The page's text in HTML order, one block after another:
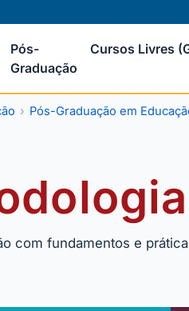
Pós-
Graduação
Cursos Livres
Pós-Graduação em
com fundamentos e